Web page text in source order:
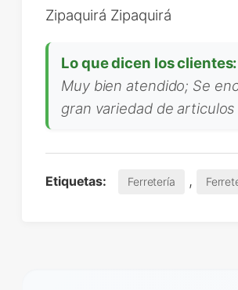
Zipaquirá Zipaquirá
Lo que dicen los clientes:
Muy bien atendido; Se
gran variedad de articulos
Etiquetas: Ferretería ,